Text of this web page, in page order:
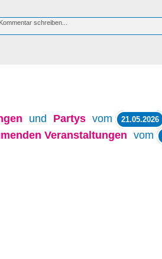
und Partys vom 21.05.2026
Veranstaltungen vom